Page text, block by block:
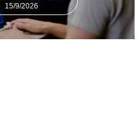
15/9/2026